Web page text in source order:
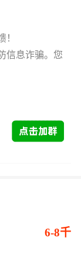
！
信息诈骗。您
6-8千